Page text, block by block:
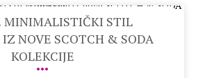
MINIMALISTIČKI STIL
NOVE SCOTCH & SODA
KOLEKCIJE